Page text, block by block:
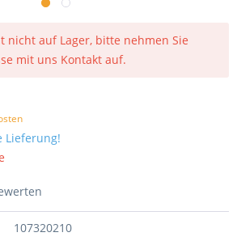
nicht auf Lager, bitte nehmen Sie
mit uns Kontakt auf.
Lieferung!
107320210